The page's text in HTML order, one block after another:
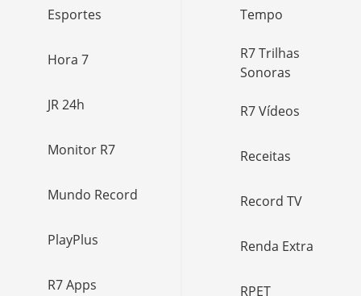
Esportes
Hora 7
JR 24h
Monitor R7
Mundo Record
PlayPlus
R7 Apps
Tempo
R7 Trilhas
Sonoras
R7 Vídeos
Receitas
Record TV
Renda Extra
RPET